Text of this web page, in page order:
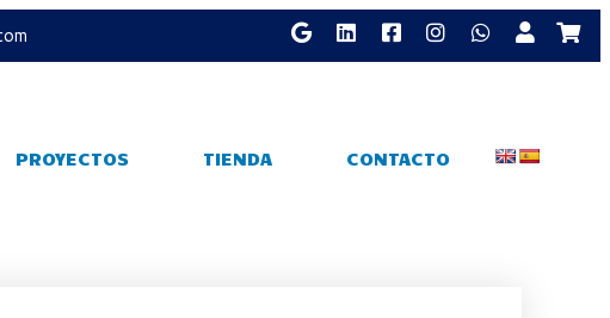
PROYECTOS TIENDA CONTACTO